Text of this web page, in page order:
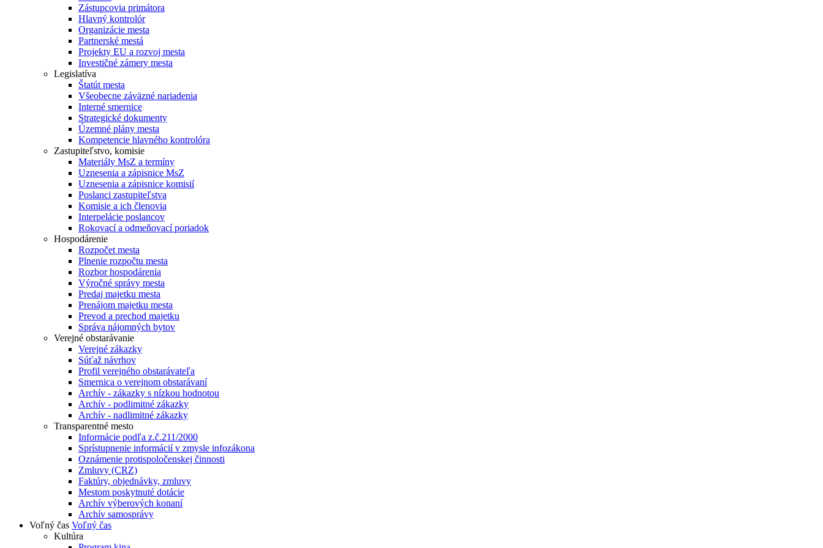
Zástupcovia primátora
Hlavný kontrolór
Organizácie mesta
Partnerské mestá
Projekty EU a rozvoj mesta
Investičné zámery mesta
Legislatíva
Štatút mesta
Všeobecne záväzné nariadenia
Interné smernice
Strategické dokumenty
Územné plány mesta
Kompetencie hlavného kontrolóra
Zastupiteľstvo, komisie
Materiály MsZ a termíny
Uznesenia a zápisnice MsZ
Uznesenia a zápisnice komisií
Poslanci zastupiteľstva
Komisie a ich členovia
Interpelácie poslancov
Rokovací a odmeňovací poriadok
Hospodárenie
Rozpočet mesta
Plnenie rozpočtu mesta
Rozbor hospodárenia
Výročné správy mesta
Predaj majetku mesta
Prenájom majetku mesta
Prevod a prechod majetku
Správa nájomných bytov
Verejné obstarávanie
Verejné zákazky
Súťaž návrhov
Profil verejného obstarávateľa
Smernica o verejnom obstarávaní
Archív - zákazky s nízkou hodnotou
Archív - podlimitné zákazky
Archív - nadlimitné zákazky
Transparentné mesto
Informácie podľa z.č.211/2000
Sprístupnenie informácií v zmysle infozákona
Oznámenie protispoločenskej činnosti
Zmluvy (CRZ)
Faktúry, objednávky, zmluvy
Mestom poskytnuté dotácie
Archív výberových konaní
Archív samosprávy
Voľný čas Voľný čas
Kultúra